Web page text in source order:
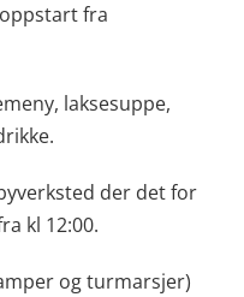
fra
laksesuppe,
der det for
kl 12:00.
og turmarsjer)